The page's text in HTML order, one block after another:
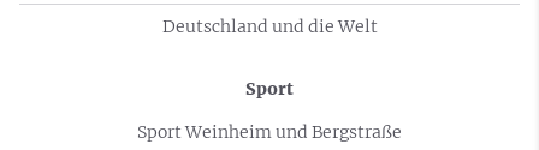
Deutschland und die Welt
Sport
Sport Weinheim und Bergstraße